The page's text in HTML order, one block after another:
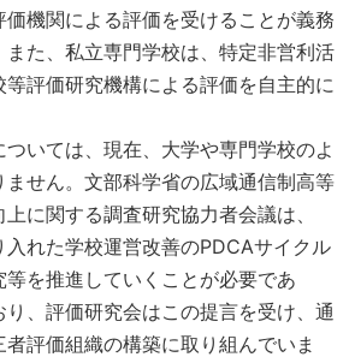
機関による評価を受けることが義務
た、私立専門学校は、特定非営利活
評価研究機構による評価を自主的に
いては、現在、大学や専門学校のよ
ません。文部科学省の広域通信制高等
に関する調査研究協力者会議は、
入れた学校運営改善のPDCAサイクル
を推進していくことが必要であ
り、評価研究会はこの提言を受け、通
評価組織の構築に取り組んでいま